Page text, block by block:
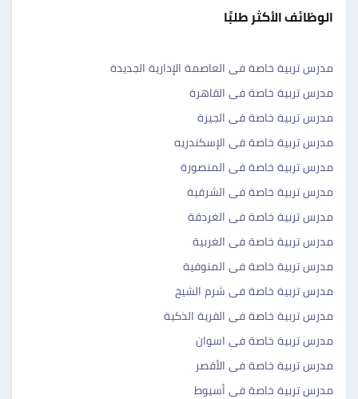
الوظائف الأكثر طلبًا
مدرس تربية خاصة فى العاصمة الإدارية الجديدة
مدرس تربية خاصة فى القاهرة
مدرس تربية خاصة فى الجيزة
مدرس تربية خاصة فى الإسكندريه
مدرس تربية خاصة فى المنصورة
مدرس تربية خاصة فى الشرقية
مدرس تربية خاصة فى الغردقة
مدرس تربية خاصة فى الغربية
مدرس تربية خاصة فى المنوفية
مدرس تربية خاصة فى شرم الشيخ
مدرس تربية خاصة فى القرية الذكية
مدرس تربية خاصة فى اسوان
مدرس تربية خاصة فى الأقصر
مدرس تربية خاصة فى أسيوط